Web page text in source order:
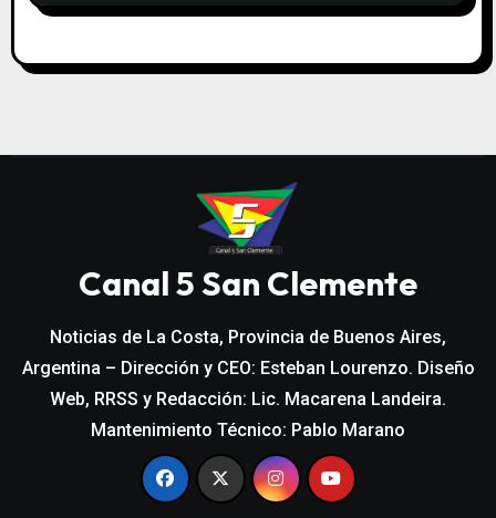
Canal 5 San Clemente
Noticias de La Costa, Provincia de Buenos Aires,
Argentina – Dirección y CEO: Esteban Lourenzo. Diseño
Web, RRSS y Redacción: Lic. Macarena Landeira.
Mantenimiento Técnico: Pablo Marano